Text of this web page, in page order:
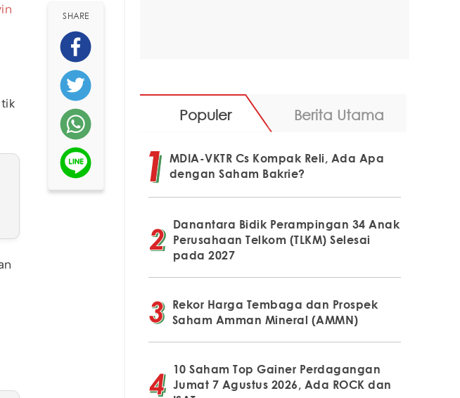
SHARE
Populer Berita Utama
MDIA-VKTR Cs Kompak Reli, Ada Apa
dengan Saham Bakrie?
Danantara Bidik Perampingan 34 Anak
Perusahaan Telkom (TLKM) Selesai
pada 2027
Rekor Harga Tembaga dan Prospek
Saham Amman Mineral (AMMN)
10 Saham Top Gainer Perdagangan
Jumat 7 Agustus 2026, Ada ROCK dan